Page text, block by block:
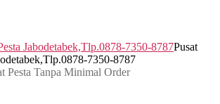
Pusat
7350-8787
Pesta Tanpa Minimal Order